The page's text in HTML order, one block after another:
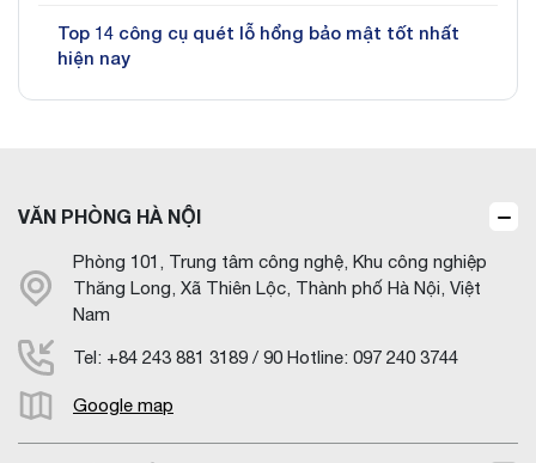
Top 14 công cụ quét lỗ hổng bảo mật tốt nhất
hiện nay
VĂN PHÒNG HÀ NỘI
Phòng 101, Trung tâm công nghệ, Khu công nghiệp
Thăng Long, Xã Thiên Lộc, Thành phố Hà Nội, Việt
Nam
Tel: +84 243 881 3189 / 90 Hotline: 097 240 3744
Google map